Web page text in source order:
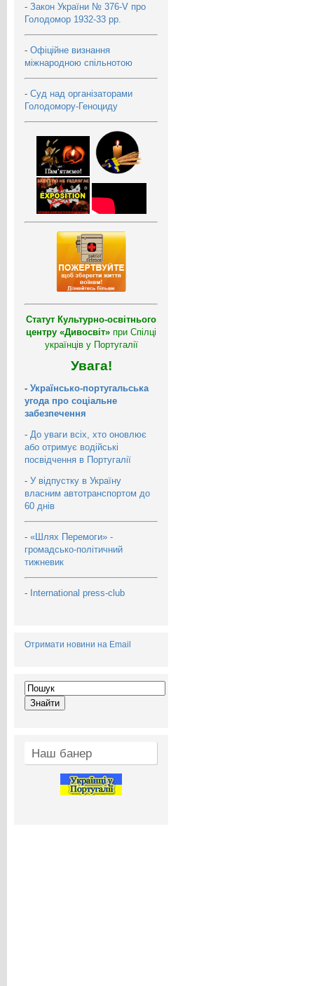
- Закон України № 376-V про
Голодомор 1932-33 рр.
- Офіційне визнання
міжнародною спільнотою
- Суд над організаторами
Голодомору-Геноциду
Статут Культурно-освітнього
центру «Дивосвіт» при Спілці
українців у Португалії
Увага!
- Українсько-португальська
угода про соціальне
забезпечення
- До уваги всіх, хто оновлює
або отримує водійські
посвідчення в Португалії
- У відпустку в Україну
власним автотранспортом до
60 днів
- «Шлях Перемоги» -
громадсько-політичний
тижневик
- International press-club
Отримати новини на Email
Наш банер